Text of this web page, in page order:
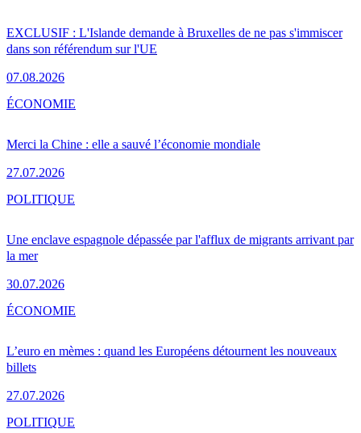
EXCLUSIF : L'Islande demande à Bruxelles de ne pas s'immiscer
dans son référendum sur l'UE
07.08.2026
Merci la Chine : elle a sauvé l’économie mondiale
27.07.2026
ÉCONOMIE
Une enclave espagnole dépassée par l'afflux de migrants arrivant par
la mer
30.07.2026
POLITIQUE
L’euro en mèmes : quand les Européens détournent les nouveaux
billets
27.07.2026
ÉCONOMIE
POLITIQUE